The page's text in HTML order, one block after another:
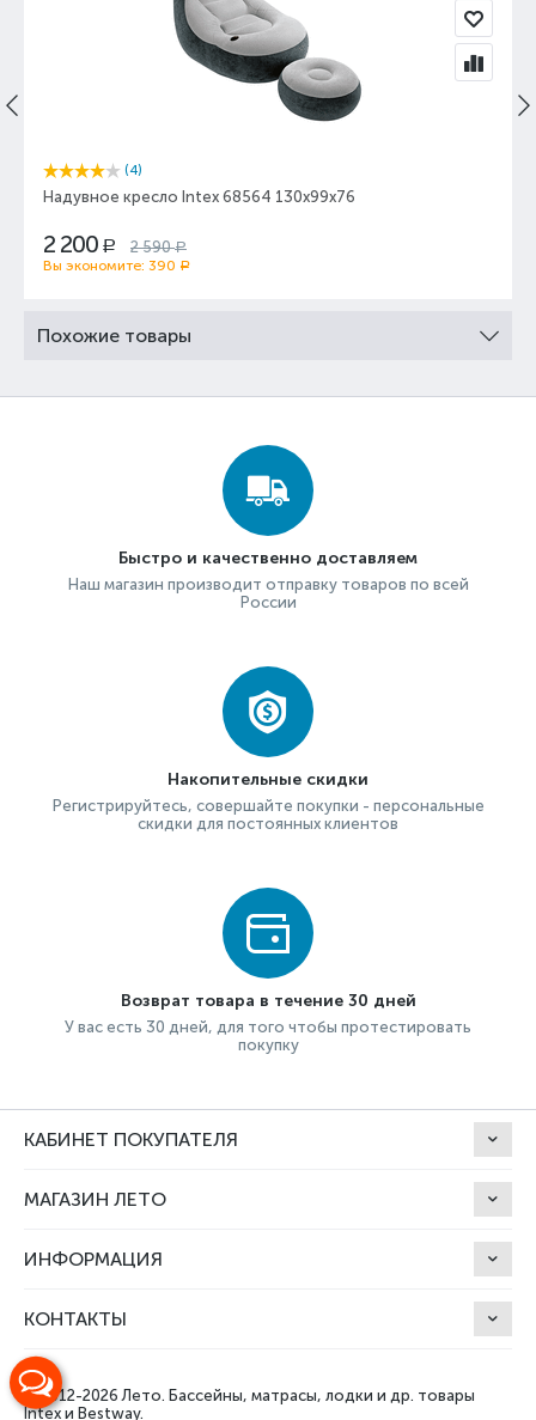
(4)
Надувное кресло Intex 68564 130х99х76
2 200 Р 2 590 Р
Вы экономите: 390 Р
Похожие товары
Быстро и качественно доставляем
Наш магазин производит отправку товаров по всей
России
Накопительные скидки
Регистрируйтесь, совершайте покупки - персональные
скидки для постоянных клиентов
Возврат товара в течение 30 дней
У вас есть 30 дней, для того чтобы протестировать
покупку
КАБИНЕТ ПОКУПАТЕЛЯ
МАГАЗИН ЛЕТО
ИНФОРМАЦИЯ
КОНТАКТЫ
© 2012-2026 Лето. Бассейны, матрасы, лодки и др. товары
Intex и Bestway.